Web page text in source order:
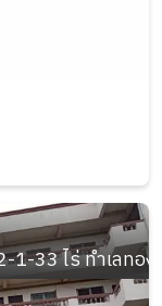
33 ไร่ ทำเลทอ